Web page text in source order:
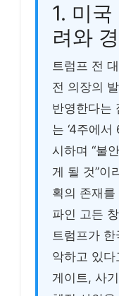
1. 미
려와
트럼프 전
전 의장의
반영한다는
는 ‘4주에서
시하며 “불
게 될 것”이
획의 존재
파인 고든
트럼프가
악하고 있
게이트, 사